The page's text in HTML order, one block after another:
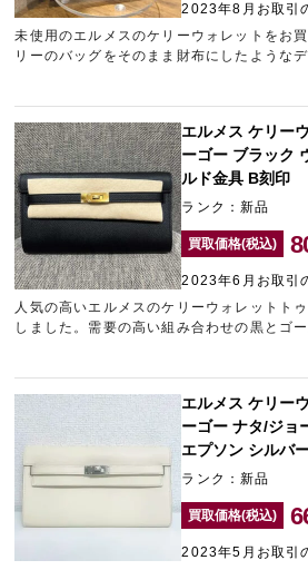
2023年8月お取引
未使用のエルメスのケリーウォレットをお
リーのバッグをそのまま財布にしたような
り、希少性の高いお品物です。金具部分に
会がなく、売却をご検討されているブラン
の機会に一度ギャラリーレアの無料査定を
ラリーレア小田急新宿店は新宿エリアのブ
を目指しております。
エルメス ケリー
ーゴー ブラック
ルド金具 B刻印
ランク：新品
買取価格(税込)
2023年6月お取引
人気の高いエルメスのケリーウォレットト
しました。需要の高い組み合わせの黒とゴ
状態でお持ち込みいただけたため、高価買
のお財布がございましたら、ぜひ銀座にあ
リーレア銀座本店」にご相談くださいませ。
エルメス ケリー
ーゴー ナタ/ジョ
エプソン シルバ
ランク：新品
買取価格(税込)
2023年5月お取引